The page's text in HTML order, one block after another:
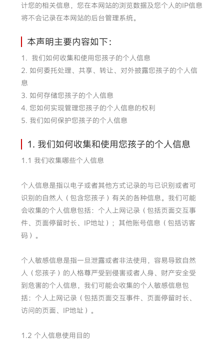
计您的相关信息，您在本网站的浏览数据及您个人的IP信息
将不会记录在本网站的后台管理系统。
本声明主要内容如下：
1. 我们如何收集和使用您孩子的个人信息
2. 如何委托处理、共享、转让、对外披露您孩子的个人信
息
3. 如何存储您孩子的个人信息
4. 您如何实现管理您孩子的个人信息的权利
5. 我们如何保护您孩子的个人信息
1. 我们如何收集和使用您孩子的个人信息
1.1 我们收集哪些个人信息
个人信息是指以电子或者其他方式记录的与已识别或者可
识别的自然人（包含您孩子）有关的各种信息。我们可能
会收集的个人信息包括：个人上网记录（包括页面交互事
件、页面停留时长、IP地址）；其他账号信息（包括访客
码）。
个人敏感信息是指一旦泄露或者非法使用，容易导致自然
人（您孩子）的人格尊严受到侵害或者人身、财产安全受
到危害的个人信息，我们可能会收集的个人敏感信息包
括：个人上网记录（包括页面交互事件、页面停留时长、
访问的页面、IP地址）。
1.2 个人信息使用目的